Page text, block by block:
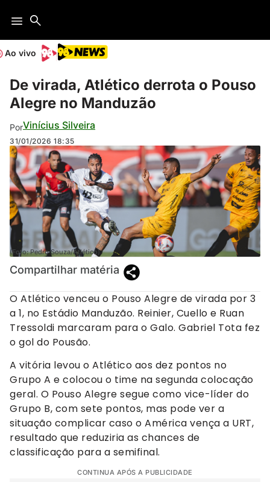
Ao vivo
De virada, Atlético derrota o Pouso
Alegre no Manduzão
PorVinícius Silveira
31/01/2026 18:35
(Foto: Pedro Souza/Atlético)
Compartilhar matéria
O Atlético venceu o Pouso Alegre de virada por 3
a 1, no Estádio Manduzão. Reinier, Cuello e Ruan
Tressoldi marcaram para o Galo. Gabriel Tota fez
o gol do Pousão.
A vitória levou o Atlético aos dez pontos no
Grupo A e colocou o time na segunda colocação
geral. O Pouso Alegre segue como vice-líder do
Grupo B, com sete pontos, mas pode ver a
situação complicar caso o América vença a URT,
resultado que reduziria as chances de
classificação para a semifinal.
CONTINUA APÓS A PUBLICIDADE